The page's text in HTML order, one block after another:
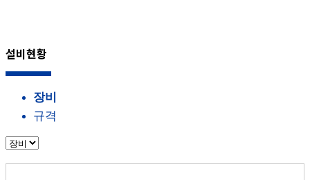
설비현황
장비
규격